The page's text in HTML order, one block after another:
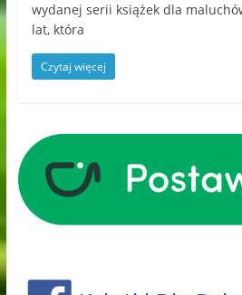
wydanej serii książek dla
lat, która
Czytaj więcej